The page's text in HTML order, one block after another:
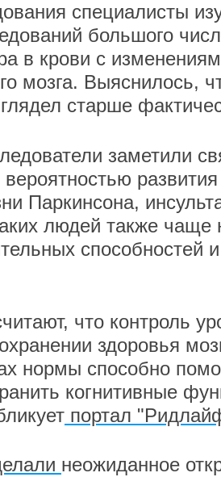
специалисты
большого
в крови с
мозга. Выяснилось,
старше
заметили
Паркинсона,
людей также
способностей
что контроль
здоровья
нормы способно
когнитивные
портал
неожиданное